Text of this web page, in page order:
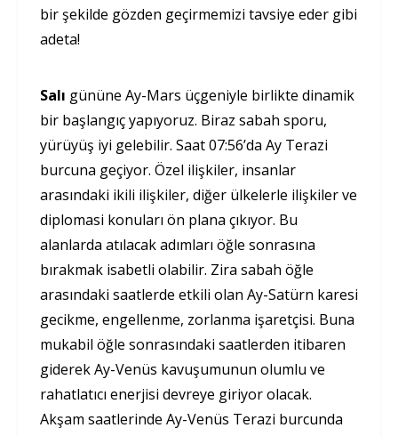
bir şekilde gözden geçirmemizi tavsiye eder gibi
adeta!
Salı gününe Ay-Mars üçgeniyle birlikte dinamik
bir başlangıç yapıyoruz. Biraz sabah sporu,
yürüyüş iyi gelebilir. Saat 07:56’da Ay Terazi
burcuna geçiyor. Özel ilişkiler, insanlar
arasındaki ikili ilişkiler, diğer ülkelerle ilişkiler ve
diplomasi konuları ön plana çıkıyor. Bu
alanlarda atılacak adımları öğle sonrasına
bırakmak isabetli olabilir. Zira sabah öğle
arasındaki saatlerde etkili olan Ay-Satürn karesi
gecikme, engellenme, zorlanma işaretçisi. Buna
mukabil öğle sonrasındaki saatlerden itibaren
giderek Ay-Venüs kavuşumunun olumlu ve
rahatlatıcı enerjisi devreye giriyor olacak.
Akşam saatlerinde Ay-Venüs Terazi burcunda